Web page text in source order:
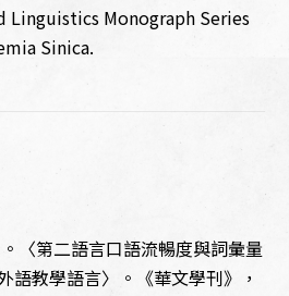
Linguistics Monograph Series
Sinica.
〈第二語言口語流暢度與詞彙量
語教學語言〉。《華文學刊》，